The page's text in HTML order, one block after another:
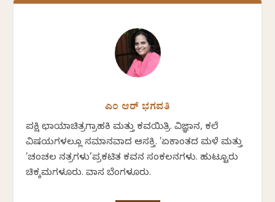
ಎಂ ಆರ್ ಭಗವತಿ
ಪಕ್ಷಿ ಛಾಯಾಚಿತ್ರಗ್ರಾಹಕಿ ಮತ್ತು ಕವಯಿತ್ರಿ. ವಿಜ್ಞಾನ, ಕಲೆ
ವಿಷಯಗಳಲ್ಲೂ ಸಮಾನವಾದ ಆಸಕ್ತಿ. 'ಏಕಾಂತದ ಮಳೆ ಮತ್ತು
'ಚಂಚಲ ನಕ್ಷತ್ರಗಳು’ಪ್ರಕಟಿತ ಕವನ ಸಂಕಲನಗಳು. ಹುಟ್ಟೂರು
ಚಿಕ್ಕಮಗಳೂರು. ವಾಸ ಬೆಂಗಳೂರು.